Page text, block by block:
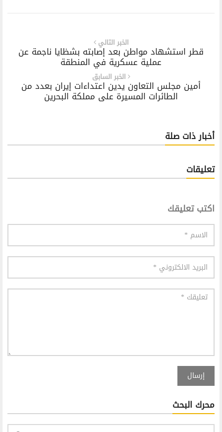
الخبر التالي
قطر استشهاد مواطن بعد إصابته بشظايا ناجمة عن
عملية عسكرية في المنطقة
الخبر السابق
أمين مجلس التعاون يدين اعتداءات إيران بعدد من
الطائرات المسيرة على مملكة البحرين
أخبار ذات صلة
تعليقات
اكتب تعليقك
إرسال
محرك البحث